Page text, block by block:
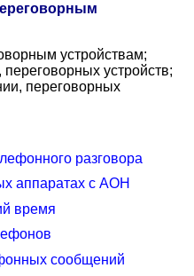
устройствам;
устройств;
переговорных
разговора
аппаратах с АОН
время
сообщений